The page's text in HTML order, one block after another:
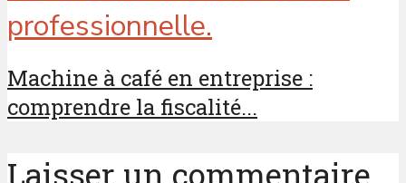
Machine à café en entreprise :
comprendre la fiscalité...